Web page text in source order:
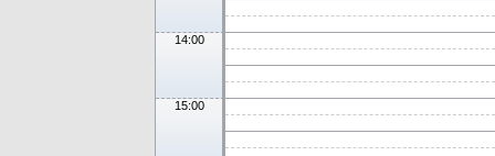
14:00
15:00